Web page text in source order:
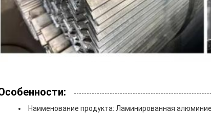
Наименование продукта: Ламинированная